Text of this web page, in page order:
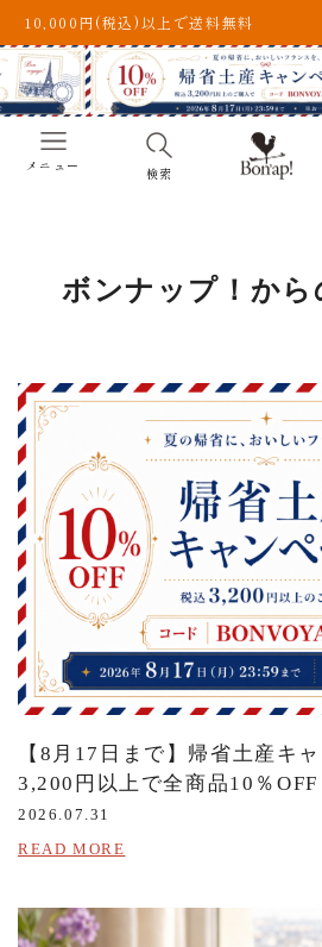
10,000円(税込)以上で送料無料
メニュー 検索
ボンナップ！から
【8月17日まで】帰省土産キ
3,200円以上で全商品10％OFF
2026.07.31
READ MORE